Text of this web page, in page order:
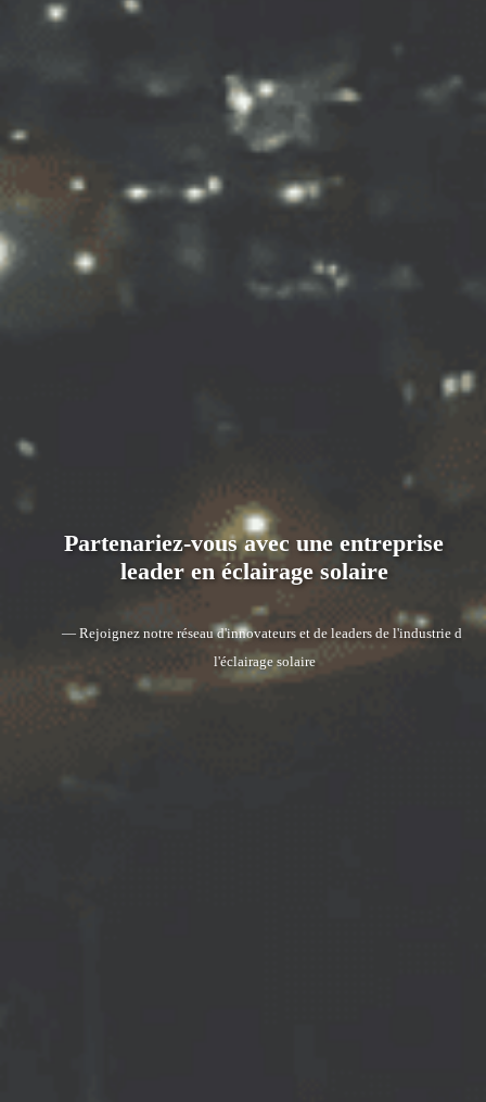
Partenariez-vous avec une entreprise
leader en éclairage solaire
— Rejoignez notre réseau d'innovateurs et de leaders de l'industrie de
l'éclairage solaire